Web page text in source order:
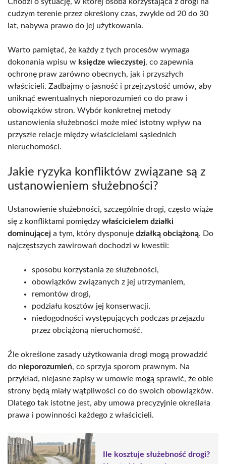
cudzym terenie przez określony czas, zwykle od 20 do 30
lat, nabywa prawo do jej użytkowania.
Warto pamiętać, że każdy z tych procesów wymaga
dokonania wpisu w księdze wieczystej, co zapewnia
ochronę praw zarówno obecnych, jak i przyszłych
właścicieli. Zadbajmy o jasność i przejrzystość umów, aby
uniknąć ewentualnych nieporozumień co do praw i
obowiązków stron. Wybór konkretnej metody
ustanowienia służebności może mieć istotny wpływ na
przyszłe relacje między właścicielami sąsiednich
nieruchomości.
Jakie ryzyka konfliktów związane są z
ustanowieniem służebności?
Ustanowienie służebności, szczególnie drogi, często wiąże
się z konfliktami pomiędzy właścicielem działki
dominującej a tym, który dysponuje działką obciążoną. Do
najczęstszych zawirowań dochodzi w kwestii:
sposobu korzystania ze służebności,
obowiązków związanych z jej utrzymaniem,
remontów drogi,
podziału kosztów jej konserwacji,
niedogodności występujących podczas przejazdu
przez obciążoną nieruchomość.
Źle określone zasady użytkowania drogi mogą prowadzić
do nieporozumień, co sprzyja sporom prawnym. Na
przykład, niejasne zapisy w umowie mogą sprawić, że obie
strony będą miały wątpliwości co do swoich obowiązków.
Dlatego tak istotne jest, aby umowa precyzyjnie określała
prawa i powinności każdego z właścicieli.
Ile kosztuje służebność drogi?